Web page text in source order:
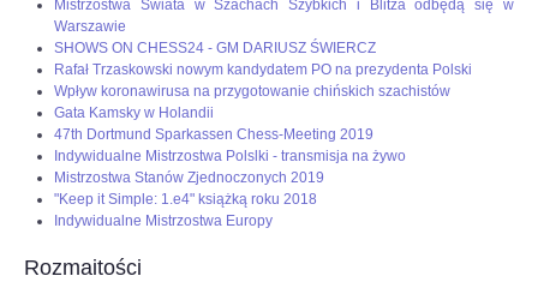
Mistrzostwa Świata w Szachach Szybkich i Blitza odbędą się w
Warszawie
SHOWS ON CHESS24 - GM DARIUSZ ŚWIERCZ
Rafał Trzaskowski nowym kandydatem PO na prezydenta Polski
Wpływ koronawirusa na przygotowanie chińskich szachistów
Gata Kamsky w Holandii
47th Dortmund Sparkassen Chess-Meeting 2019
Indywidualne Mistrzostwa Polslki - transmisja na żywo
Mistrzostwa Stanów Zjednoczonych 2019
"Keep it Simple: 1.e4" książką roku 2018
Indywidualne Mistrzostwa Europy
Rozmaitości